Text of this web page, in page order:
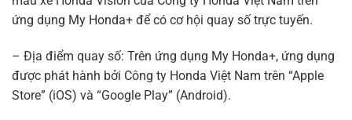
ứng dụng My Honda+ để có cơ hội quay số trực tuyến.
– Địa điểm quay số: Trên ứng dụng My Honda+, ứng dụng
được phát hành bởi Công ty Honda Việt Nam trên “Apple
Store” (iOS) và “Google Play” (Android).